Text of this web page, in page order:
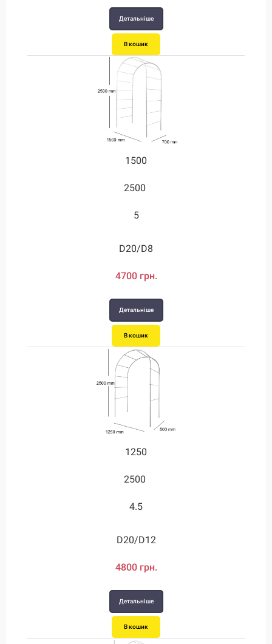
Детальніше
В кошик
1500
2500
5
D20/D8
4700 грн.
Детальніше
В кошик
1250
2500
4.5
D20/D12
4800 грн.
Детальніше
В кошик